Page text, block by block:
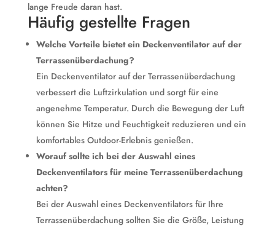
lange Freude daran hast.
Häufig gestellte Fragen
Welche Vorteile bietet ein Deckenventilator auf der
Terrassenüberdachung?
Ein Deckenventilator auf der Terrassenüberdachung
verbessert die Luftzirkulation und sorgt für eine
angenehme Temperatur. Durch die Bewegung der Luft
können Sie Hitze und Feuchtigkeit reduzieren und ein
komfortables Outdoor-Erlebnis genießen.
Worauf sollte ich bei der Auswahl eines
Deckenventilators für meine Terrassenüberdachung
achten?
Bei der Auswahl eines Deckenventilators für Ihre
Terrassenüberdachung sollten Sie die Größe, Leistung